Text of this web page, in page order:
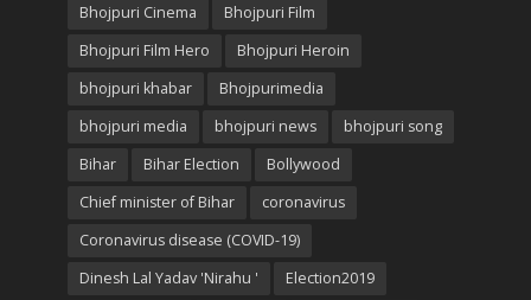
Bhojpuri Cinema
Bhojpuri Film
Bhojpuri Film Hero
Bhojpuri Heroin
bhojpuri khabar
Bhojpurimedia
bhojpuri media
bhojpuri news
bhojpuri song
Bihar
Bihar Election
Bollywood
Chief minister of Bihar
coronavirus
Coronavirus disease (COVID-19)
Dinesh Lal Yadav 'Nirahu '
Election2019